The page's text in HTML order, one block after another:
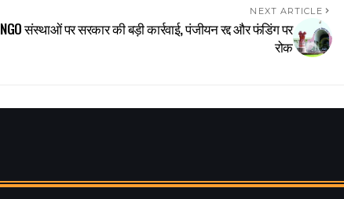
NEXT ARTICLE
NGO संस्थाओं पर सरकार की बड़ी कार्रवाई, पंजीयन रद्द और फंडिंग पर
रोक